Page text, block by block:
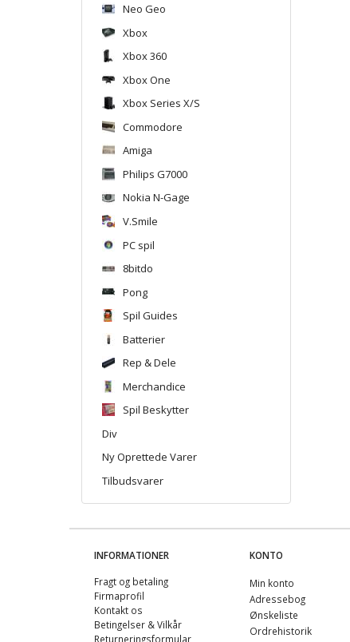
Neo Geo
Xbox
Xbox 360
Xbox One
Xbox Series X/S
Commodore
Amiga
Philips G7000
Nokia N-Gage
V.Smile
PC spil
8bitdo
Pong
Spil Guides
Batterier
Rep & Dele
Merchandice
Spil Beskytter
Div
Ny Oprettede Varer
Tilbudsvarer
INFORMATIONER
Fragt og betaling
Firmaprofil
Kontakt os
Betingelser & Vilkår
Returneringsformular
KONTO
Min konto
Adressebog
Ønskeliste
Ordrehistorik